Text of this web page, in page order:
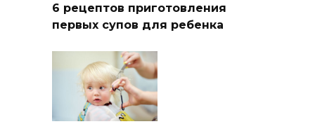
6 рецептов приготовления
первых супов для ребенка